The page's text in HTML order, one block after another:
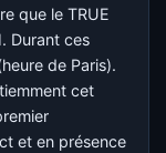
que le TRUE
Durant ces
de Paris).
cet
et en présence